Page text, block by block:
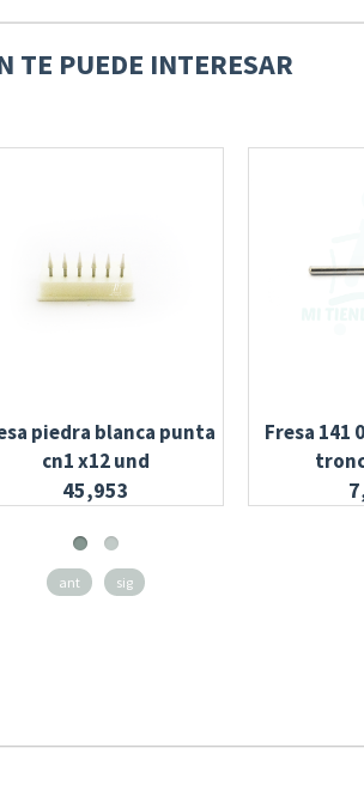
TE PUEDE INTERESAR
piedra blanca punta
cn1 x12 und
45,953
Fresa 141
ant sig